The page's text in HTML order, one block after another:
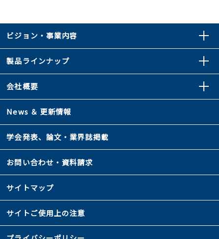
ビジョン・事業内容
製品ラインナップ
会社概要
News ＆ 更新情報
学会発表、論文・業界誌掲載
お問い合わせ・資料請求
サイトマップ
サイトご使用上の注意